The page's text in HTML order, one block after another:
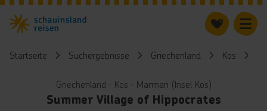
Startseite Suchergebnisse Griechenland Kos
Griechenland ∙ Kos ∙ Marmari (Insel Kos)
Summer Village of Hippocrates